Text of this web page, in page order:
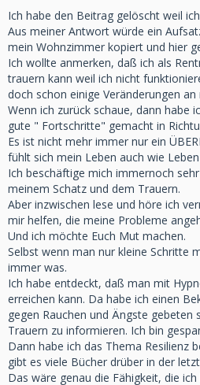
Ich habe den Beitrag gelöscht weil
Aus meiner Antwort würde ein
mein Wohnzimmer kopiert und hier
Ich wollte anmerken, daß ich als
trauern kann weil ich nicht
doch schon einige Veränderungen an
Wenn ich zurück schaue, dann habe
gute " Fortschritte" gemacht in
Es ist nicht mehr immer nur ein
fühlt sich mein Leben auch wie
Ich beschäftige mich immernoch
meinem Schatz und dem Trauern.
Aber inzwischen lese und höre ich
mir helfen, die meine Probleme
Und ich möchte Euch Mut machen.
Selbst wenn man nur kleine Schritte
immer was.
Ich habe entdeckt, daß man mit
erreichen kann. Da habe ich einen
gegen Rauchen und Ängste gebeten
Trauern zu informieren. Ich bin
Dann habe ich das Thema Resilienz
gibt es viele Bücher drüber in der
Das wäre genau die Fähigkeit, die